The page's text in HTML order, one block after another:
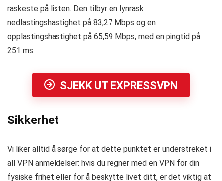
raskeste på listen. Den tilbyr en lynrask
nedlastingshastighet på 83,27 Mbps og en
opplastingshastighet på 65,59 Mbps, med en pingtid på
251 ms.
SJEKK UT EXPRESSVPN
Sikkerhet
Vi liker alltid å sørge for at dette punktet er understreket i
all VPN anmeldelser: hvis du regner med en VPN for din
fysiske frihet eller for å beskytte livet ditt, er det viktig at